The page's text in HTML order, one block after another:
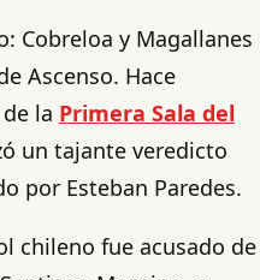
Cobreloa y Magallanes
Ascenso. Hace
la Primera Sala del
un tajante veredicto
por Esteban Paredes.
chileno fue acusado de